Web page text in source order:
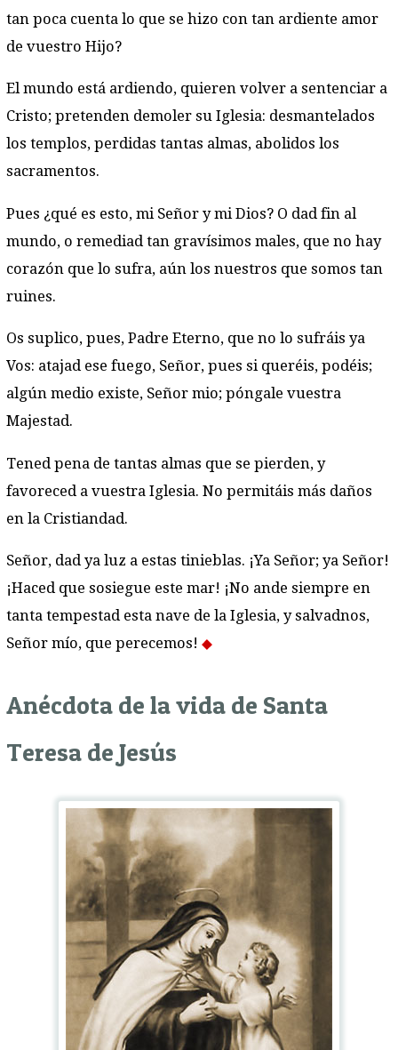
tan poca cuenta lo que se hizo con tan ardiente amor
de vuestro Hijo?
El mundo está ardiendo, quieren volver a sentenciar a
Cristo; pretenden demoler su Iglesia: desmantelados
los templos, perdidas tantas almas, abolidos los
sacramentos.
Pues ¿qué es esto, mi Señor y mi Dios? O dad fin al
mundo, o remediad tan gravísimos males, que no hay
corazón que lo sufra, aún los nuestros que somos tan
ruines.
Os suplico, pues, Padre Eterno, que no lo sufráis ya
Vos: atajad ese fuego, Señor, pues si queréis, podéis;
algún medio existe, Señor mio; póngale vuestra
Majestad.
Tened pena de tantas almas que se pierden, y
favoreced a vuestra Iglesia. No permitáis más daños
en la Cristiandad.
Señor, dad ya luz a estas tinieblas. ¡Ya Señor; ya Señor!
¡Haced que sosiegue este mar! ¡No ande siempre en
tanta tempestad esta nave de la Iglesia, y salvadnos,
Señor mío, que perecemos!
Anécdota de la vida de Santa
Teresa de Jesús